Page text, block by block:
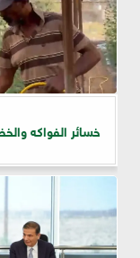
خسائر الفواكه